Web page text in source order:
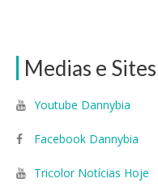
Medias e Sites
Youtube Dannybia
Facebook Dannybia
Tricolor Notícias Hoje